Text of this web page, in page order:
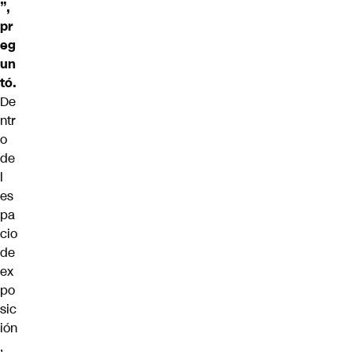
”,
pr
eg
un
tó.
De
ntr
o
de
l
es
pa
cio
de
ex
po
sic
ión
,